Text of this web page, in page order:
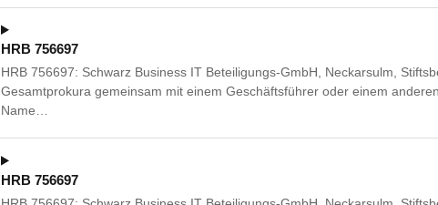
HRB 756697
HRB 756697: Schwarz Business IT Beteiligungs-GmbH, Neckarsulm,
Gesamtprokura gemeinsam mit einem Geschäftsführer oder einem
Name…
HRB 756697